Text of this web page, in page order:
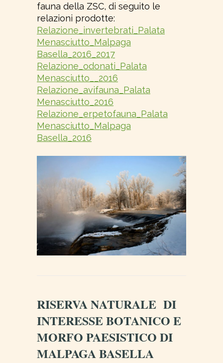
fauna della ZSC, di seguito le
relazioni prodotte:
Relazione_invertebrati_Palata
Menasciutto_Malpaga
Basella_2016_2017
Relazione_odonati_Palata
Menasciutto__2016
Relazione_avifauna_Palata
Menasciutto_2016
Relazione_erpetofauna_Palata
Menasciutto_Malpaga
Basella_2016
RISERVA NATURALE DI
INTERESSE BOTANICO E
MORFO PAESISTICO DI
MALPAGA BASELLA